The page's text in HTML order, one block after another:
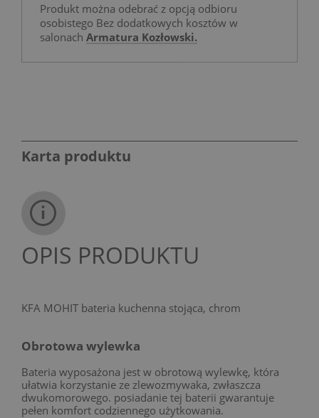
Produkt można odebrać z opcją odbioru
osobistego Bez dodatkowych kosztów w
salonach Armatura Kozłowski.
Karta produktu
OPIS PRODUKTU
KFA MOHIT bateria kuchenna stojąca, chrom
Obrotowa wylewka
Bateria wyposażona jest w obrotową wylewkę, która
ułatwia korzystanie ze zlewozmywaka, zwłaszcza
dwukomorowego. posiadanie tej baterii gwarantuje
pełen komfort codziennego użytkowania.